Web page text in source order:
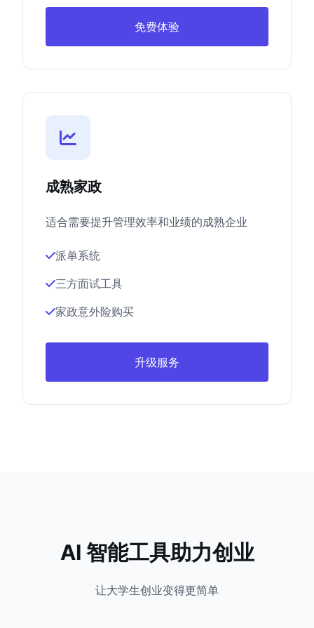
免费体验
成熟家政
适合需要提升管理效率和业绩的成熟企业
派单系统
三方面试工具
家政意外险购买
升级服务
AI 智能工具助力创业
让大学生创业变得更简单